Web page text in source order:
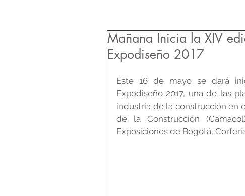
Mañana Inicia la XIV
Expodiseño 2017
Este 16 de mayo se dará
Expodiseño 2017, una de las
industria de la construcción en
de la Construcción
Exposiciones de Bogotá,